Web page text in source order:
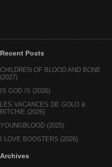
Recent Posts
CHILDREN OF BLOOD AND BONE
(2027)
IS GOD IS (2026)
LES VACANCES DE GOLO &
RITCHIE (2026)
YOUNGBLOOD (2025)
I LOVE BOOSTERS (2026)
Archives